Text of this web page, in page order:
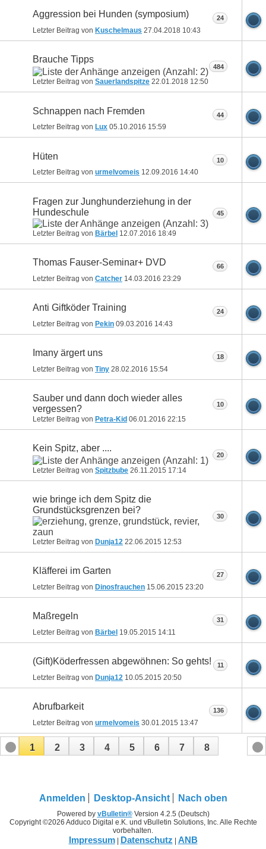
Aggression bei Hunden (symposium)
Letzter Beitrag von Kuschelmaus 27.04.2018 10:43
24
Brauche Tipps
Letzter Beitrag von Sauerlandspitze 22.01.2018 12:50
484
Schnappen nach Fremden
Letzter Beitrag von Lux 05.10.2016 15:59
44
Hüten
Letzter Beitrag von urmelvomeis 12.09.2016 14:40
10
Fragen zur Junghunderziehung in der
Hundeschule
Letzter Beitrag von Bärbel 12.07.2016 18:49
45
Thomas Fauser-Seminar+ DVD
Letzter Beitrag von Catcher 14.03.2016 23:29
66
Anti Giftköder Training
Letzter Beitrag von Pekin 09.03.2016 14:43
24
Imany ärgert uns
Letzter Beitrag von Tiny 28.02.2016 15:54
18
Sauber und dann doch wieder alles
vergessen?
Letzter Beitrag von Petra-Kid 06.01.2016 22:15
10
Kein Spitz, aber ....
Letzter Beitrag von Spitzbube 26.11.2015 17:14
20
wie bringe ich dem Spitz die
Grundstücksgrenzen bei?
Letzter Beitrag von Dunja12 22.06.2015 12:53
30
Kläfferei im Garten
Letzter Beitrag von Dinosfrauchen 15.06.2015 23:20
27
Maßregeln
Letzter Beitrag von Bärbel 19.05.2015 14:11
31
(Gift)Köderfressen abgewöhnen: So gehts!
Letzter Beitrag von Dunja12 10.05.2015 20:50
11
Abrufbarkeit
Letzter Beitrag von urmelvomeis 30.01.2015 13:47
136
1 2 3 4 5 6 7 8
Anmelden Desktop-Ansicht Nach oben
Powered by vBulletin®Version 4.2.5 (Deutsch)
Copyright ©2026 Adduco Digital e.K. und vBulletin Solutions, Inc. Alle Rechte
vorbehalten.
Impressum| Datenschutz ANB